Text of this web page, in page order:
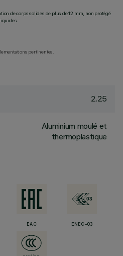
de corps solides de plus de 12 mm, non protégé
pertinentes.
2.25
Aluminium moulé et
thermoplastique
EAC ENEC-03